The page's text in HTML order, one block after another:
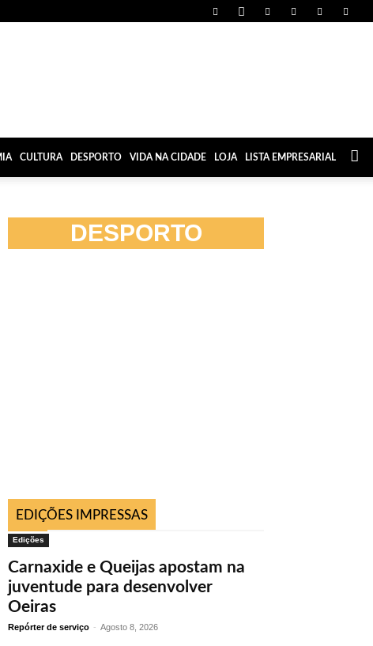
CULTURA DESPORTO VIDA NA CIDADE LOJA LISTA EMPRESARIAL
DESPORTO
EDIÇÕES IMPRESSAS
Edições
Carnaxide e Queijas apostam na
juventude para desenvolver
Oeiras
Repórter de serviço - Agosto 8, 2026